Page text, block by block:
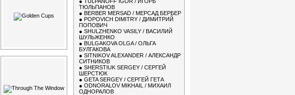
ТЮЛЬПАНОВ
● BERBER MERSAD / МЕРСАД БЕРБЕР
● POPOVICH DIMITRY / ДИМИТРИЙ
ПОПОВИЧ
● SHULZHENKO VASILY / ВАСИЛИЙ
ШУЛЬЖЕНКО
● BULGAKOVA OLGA / ОЛЬГА
БУЛГАКОВА
● SITNIKOV ALEXANDER / АЛЕКСАНДР
СИТНИКОВ
● SHERSTIUK SERGEY / СЕРГЕЙ
ШЕРСТЮК
● GETA SERGEY / СЕРГЕЙ ГЕТА
● ODNORALOV MIKHAIL / МИХАИЛ
ОДНОРАЛОВ